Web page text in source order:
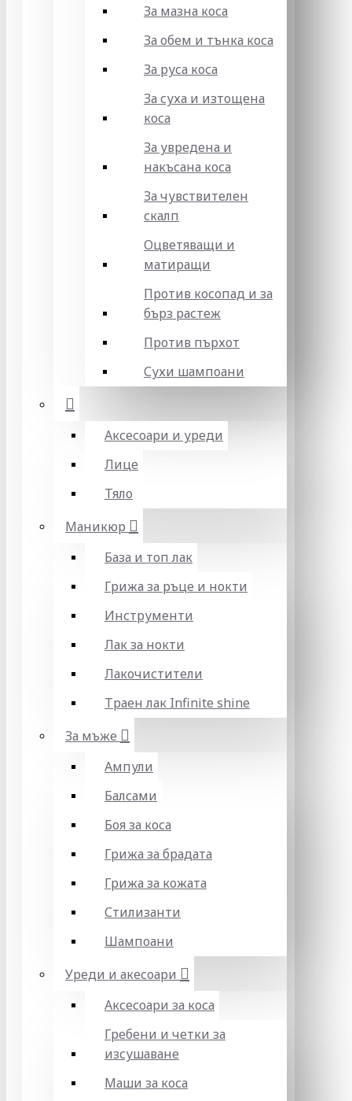
За мазна коса
За обем и тънка коса
За руса коса
За суха и изтощена
коса
За увредена и
накъсана коса
За чувствителен
скалп
Оцветяващи и
матиращи
Против косопад и за
бърз растеж
Против пърхот
Сухи шампоани
Аксесоари и уреди
Лице
Тяло
Маникюр
База и топ лак
Грижа за ръце и нокти
Инструменти
Лак за нокти
Лакочистители
Траен лак Infinite shine
За мъже
Ампули
Балсами
Боя за коса
Грижа за брадата
Грижа за кожата
Стилизанти
Шампоани
Уреди и акесоари
Аксесоари за коса
Гребени и четки за
изсушаване
Маши за коса